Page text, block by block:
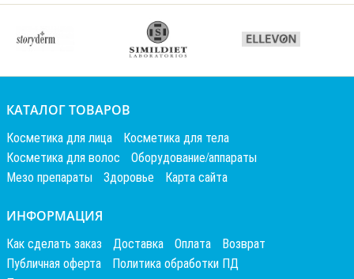
КАТАЛОГ ТОВАРОВ
Косметика для лица
Косметика для тела
Косметика для волос
Оборудование/аппараты
Мезо препараты
Здоровье Карта сайта
ИНФОРМАЦИЯ
Как сделать заказ Доставка Оплата
Возврат
Публичная оферта
Политика обработки ПД